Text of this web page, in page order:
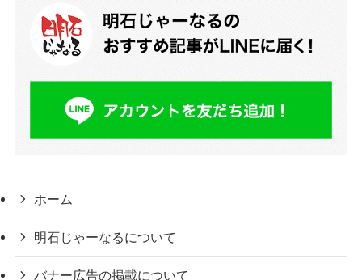
ホーム
明石じゃーなるについて
バナー広告の掲載について